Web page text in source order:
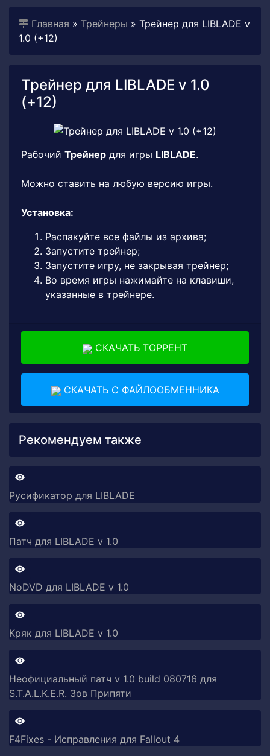
Главная » Трейнеры » Трейнер для LIBLADE v
1.0 (+12)
Трейнер для LIBLADE v 1.0
(+12)
Рабочий Трейнер для игры LIBLADE.
Можно ставить на любую версию игры.
Установка:
Распакуйте все файлы из архива;
Запустите трейнер;
Запустите игру, не закрывая трейнер;
Во время игры нажимайте на клавиши,
указанные в трейнере.
СКАЧАТЬ ТОРРЕНТ
СКАЧАТЬ С ФАЙЛООБМЕННИКА
Рекомендуем также
Русификатор для LIBLADE
Патч для LIBLADE v 1.0
NoDVD для LIBLADE v 1.0
Кряк для LIBLADE v 1.0
Неофициальный патч v 1.0 build 080716 для
S.T.A.L.K.E.R. Зов Припяти
F4Fixes - Исправления для Fallout 4